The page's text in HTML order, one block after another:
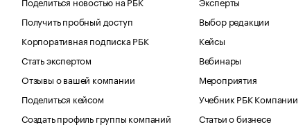
Получить пробный доступ
Корпоративная подписка РБК
Стать экспертом
Отзывы о вашей компании
Поделиться кейсом
Создать профиль группы компаний
Выбор редакции
Кейсы
Вебинары
Мероприятия
Учебник РБК Компании
Статьи о бизнесе